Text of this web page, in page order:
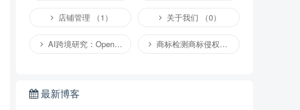
店铺管理 （1） 关于我们 （0）
AI跨境研究：OpenClaw小龙虾等应用 （4） 商标检测商标侵权专栏 （1）
最新博客